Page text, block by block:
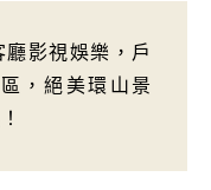
影視娛樂，戶
，絕美環山景